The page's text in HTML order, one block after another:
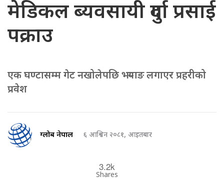
मेडिकल ब्यवसायी दुर्गा प्रसाई
पक्राउ
एक घण्टासम्म गेट नखोलेपछि भर्‍याङ लगाएर प्रहरीको
प्रवेश
ग्लोब नेपाल ६ आश्विन २०८१, आइतबार
3.2k
Shares